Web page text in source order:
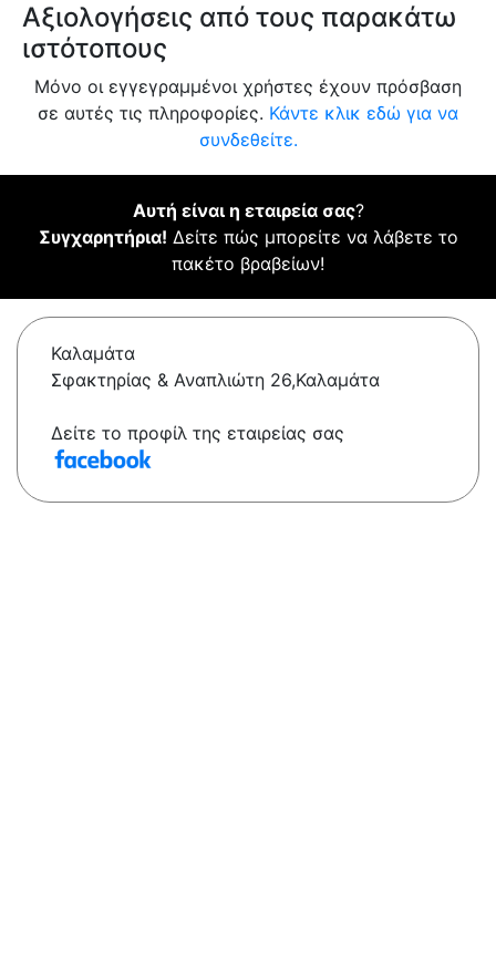
Αξιολογήσεις από τους παρακάτω
ιστότοπους
Μόνο οι εγγεγραμμένοι χρήστες έχουν πρόσβαση
σε αυτές τις πληροφορίες. Κάντε κλικ εδώ για να
συνδεθείτε.
Αυτή είναι η εταιρεία σας?
Συγχαρητήρια! Δείτε πώς μπορείτε να λάβετε το
πακέτο βραβείων!
Καλαμάτα
Σφακτηρίας & Αναπλιώτη 26,Καλαμάτα
Δείτε το προφίλ της εταιρείας σας